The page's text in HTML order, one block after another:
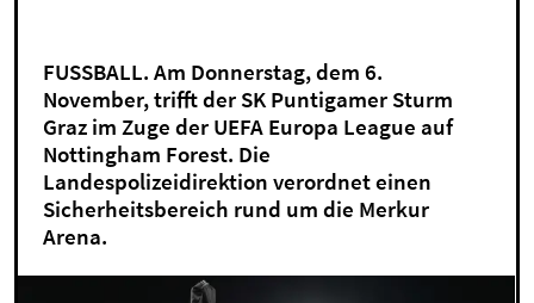
FUSSBALL. Am Donnerstag, dem 6.
November, trifft der SK Puntigamer Sturm
Graz im Zuge der UEFA Europa League auf
Nottingham Forest. Die
Landespolizeidirektion verordnet einen
Sicherheitsbereich rund um die Merkur
Arena.